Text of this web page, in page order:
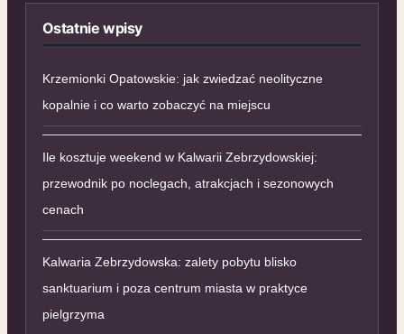
Ostatnie wpisy
Krzemionki Opatowskie: jak zwiedzać neolityczne
kopalnie i co warto zobaczyć na miejscu
Ile kosztuje weekend w Kalwarii Zebrzydowskiej:
przewodnik po noclegach, atrakcjach i sezonowych
cenach
Kalwaria Zebrzydowska: zalety pobytu blisko
sanktuarium i poza centrum miasta w praktyce
pielgrzyma